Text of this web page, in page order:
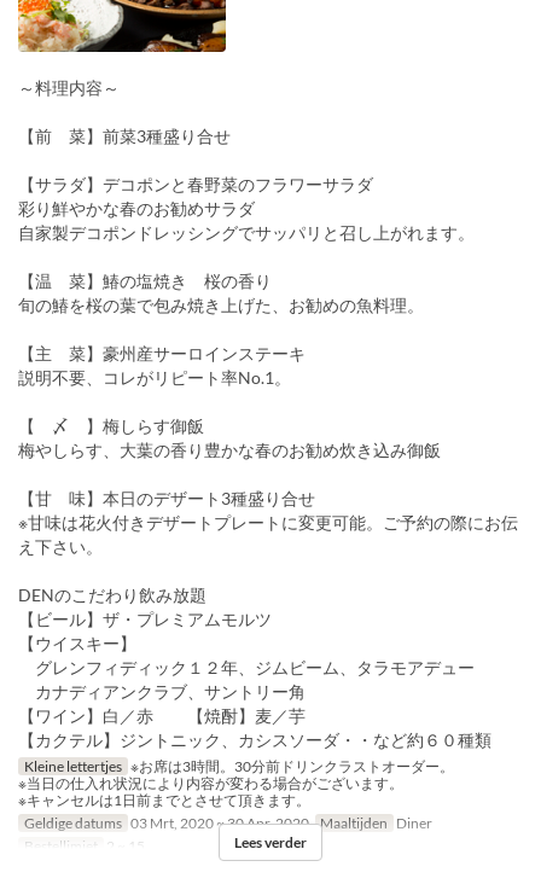
～料理内容～
【前 菜】前菜3種盛り合せ
【サラダ】デコポンと春野菜のフラワーサラダ
彩り鮮やかな春のお勧めサラダ
自家製デコポンドレッシングでサッパリと召し上がれます。
【温 菜】鰆の塩焼き 桜の香り
旬の鰆を桜の葉で包み焼き上げた、お勧めの魚料理。
【主 菜】豪州産サーロインステーキ
説明不要、コレがリピート率No.1。
【 〆 】梅しらす御飯
梅やしらす、大葉の香り豊かな春のお勧め炊き込み御飯
【甘 味】本日のデザート3種盛り合せ
※甘味は花火付きデザートプレートに変更可能。ご予約の際にお伝
え下さい。
DENのこだわり飲み放題
【ビール】ザ・プレミアムモルツ
【ウイスキー】
グレンフィディック１２年、ジムビーム、タラモアデュー
カナディアンクラブ、サントリー角
【ワイン】白／赤 【焼酎】麦／芋
【カクテル】ジントニック、カシスソーダ・・など約６０種類
Kleine lettertjes ※お席は3時間。30分前ドリンクラストオーダー。
※当日の仕入れ状況により内容が変わる場合がございます。
※キャンセルは1日前までとさせて頂きます。
Geldige datums 03 Mrt, 2020 ~ 30 Apr, 2020 Maaltijden Diner
Bestellimiet
2 ~ 15 Lees verder